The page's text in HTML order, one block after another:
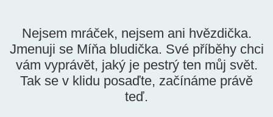
Nejsem mráček, nejsem ani hvězdička.
Jmenuji se Míňa bludička. Své příběhy chci
vám vyprávět, jaký je pestrý ten můj svět.
Tak se v klidu posaďte, začínáme právě
teď.